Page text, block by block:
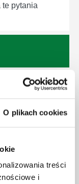
O plikach cookies
treści
i
pytania
których
jakości